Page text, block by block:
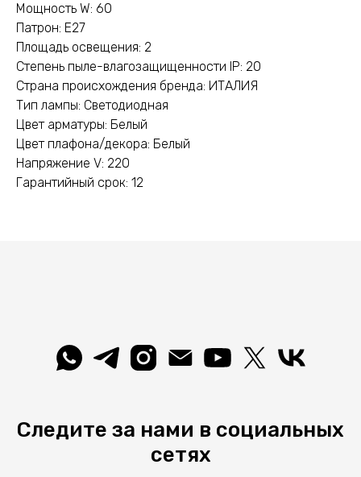
Мощность W: 60
Патрон: E27
Площадь освещения: 2
Степень пыле-влагозащищенности IP: 20
Страна происхождения бренда: ИТАЛИЯ
Тип лампы: Светодиодная
Цвет арматуры: Белый
Цвет плафона/декора: Белый
Напряжение V: 220
Гарантийный срок: 12
Следите за нами в социальных
сетях